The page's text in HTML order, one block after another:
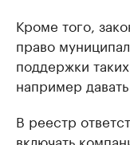
Кроме того,
право
поддержки
например
В реестр
включать